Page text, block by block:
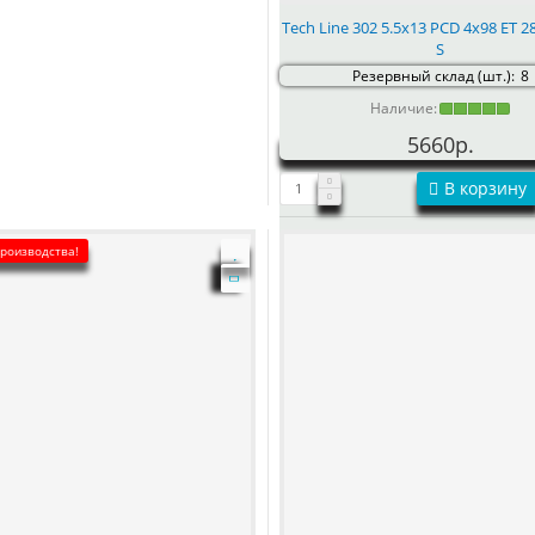
Tech Line 302 5.5x13 PCD 4x98 ET
S
Резервный склад (шт.): 8
Наличие:
5660р.
В корзину